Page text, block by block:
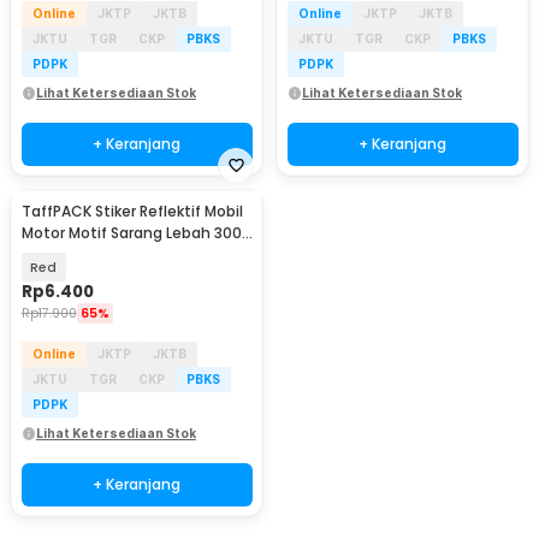
Online JKTP
JKTB
JKTU
TGR CKP
PBKS
PDPK
Lihat Ketersediaan Stok
+ Keranjang
Online JKTP
JKTB
JKTU
TGR CKP
PBKS
PDPK
Lihat Ketersediaan Stok
+ Keranjang
TaffPACK Stiker Reflektif Mobil
Motor Motif Sarang Lebah 300 x
Red
Rp6.400
Rp17.900 65%
Online JKTP
JKTB
JKTU
TGR CKP
PBKS
PDPK
Lihat Ketersediaan Stok
+ Keranjang